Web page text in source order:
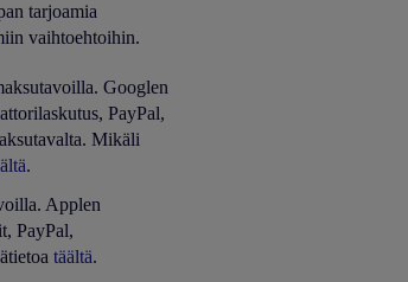
tarjoamia
vaihtoehtoihin.
Googlen
PayPal,
Mikäli
.
Applen
PayPal,
täältä.